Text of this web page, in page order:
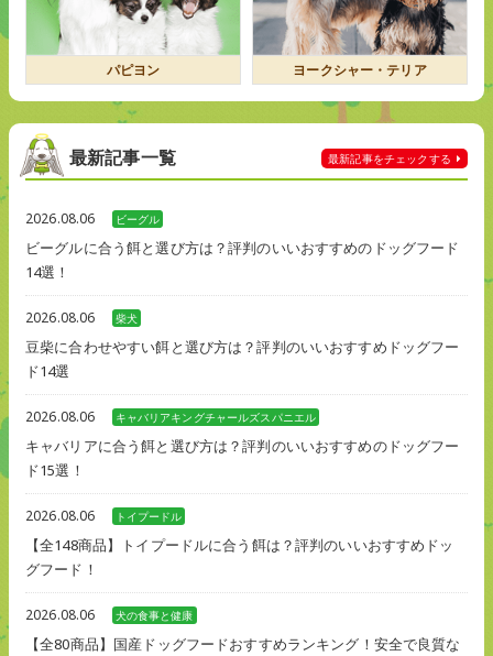
パピヨン ヨークシャー・テリア
最新記事一覧 最新記事をチェックする
2026.08.06 ビーグル
ビーグルに合う餌と選び方は？評判のいいおすすめのドッグフード
14選！
2026.08.06 柴犬
豆柴に合わせやすい餌と選び方は？評判のいいおすすめドッグフー
ド14選
2026.08.06 キャバリアキングチャールズスパニエル
キャバリアに合う餌と選び方は？評判のいいおすすめのドッグフー
ド15選！
2026.08.06 トイプードル
【全148商品】トイプードルに合う餌は？評判のいいおすすめドッ
グフード！
2026.08.06 犬の食事と健康
【全80商品】国産ドッグフードおすすめランキング！安全で良質な